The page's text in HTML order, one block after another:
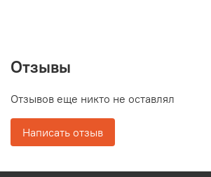
Отзывы
Отзывов еще никто не оставлял
Написать отзыв